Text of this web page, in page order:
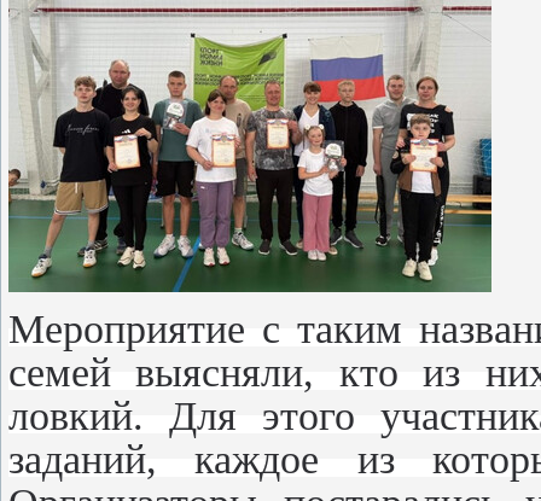
Мероприятие с таким
семей выясняли, кто из
ловкий. Для этого
заданий, каждое из